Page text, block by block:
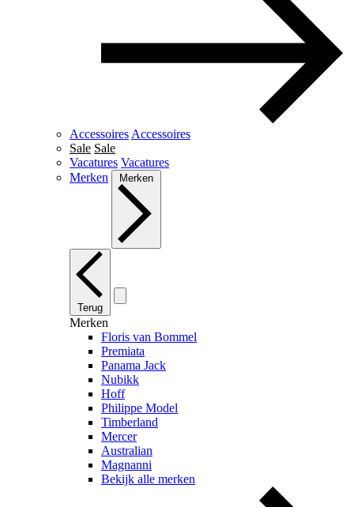
Accessoires Accessoires
Sale Sale
Vacatures Vacatures
Merken
Merken
Terug
Merken
Floris van Bommel
Premiata
Panama Jack
Nubikk
Hoff
Philippe Model
Timberland
Mercer
Australian
Magnanni
Bekijk alle merken